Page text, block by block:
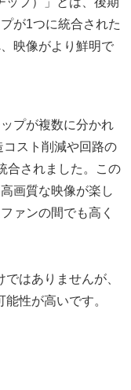
が1つに統合された
映像がより鮮明で
プが複数に分かれ
スト削減や回路の
合されました。この
画質な映像が楽し
ァンの間でも高く
はありませんが、
性が高いです。